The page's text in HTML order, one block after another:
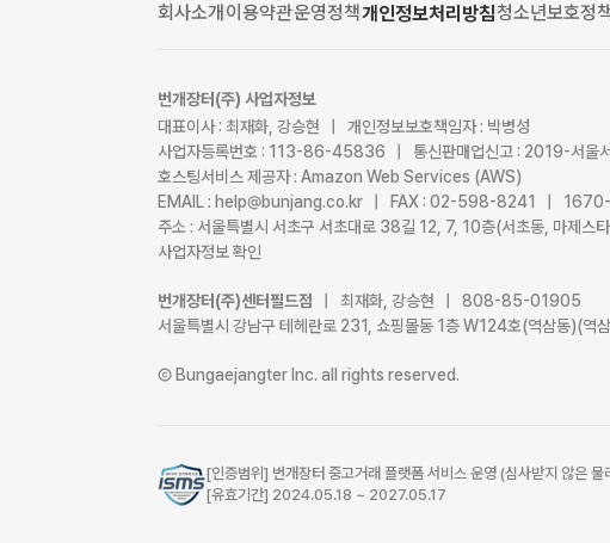
회사소개이용약관운영정책개인정보처리방침청소년보호정
번개장터(주) 사업자정보
대표이사 : 최재화, 강승현 | 개인정보보호책임자 : 박병성
사업자등록번호 : 113-86-45836 | 통신판매업신고 : 2019-서울
호스팅서비스 제공자 : Amazon Web Services (AWS)
EMAIL : help@bunjang.co.kr | FAX : 02-598-8241 |
주소 : 서울특별시 서초구 서초대로 38길 12, 7, 10층(서초동, 마제스
사업자정보 확인
번개장터(주)센터필드점
| 최재화, 강승현 | 808-85-01905
서울특별시 강남구 테헤란로 231, 쇼핑몰동 1층 W124호(역삼동)(역
Ⓒ Bungaejangter Inc. all rights reserved.
[인증범위] 번개장터 중고거래 플랫폼 서비스 운영 (심사받지 않은 물
[유효기간] 2024.05.18 ~ 2027.05.17